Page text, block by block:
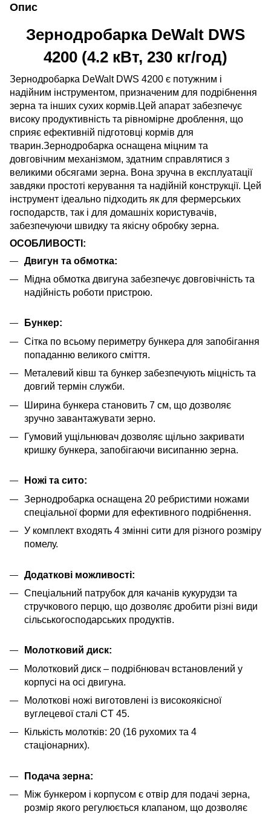
Опис
Зернодробарка DeWalt DWS
4200 (4.2 кВт, 230 кг/год)
Зернодробарка DeWalt DWS 4200 є потужним і
надійним інструментом, призначеним для подрібнення
зерна та інших сухих кормів.Цей апарат забезпечує
високу продуктивність та рівномірне дроблення, що
сприяє ефективній підготовці кормів для
тварин.Зернодробарка оснащена міцним та
довговічним механізмом, здатним справлятися з
великими обсягами зерна. Вона зручна в експлуатації
завдяки простоті керування та надійній конструкції. Цей
інструмент ідеально підходить як для фермерських
господарств, так і для домашніх користувачів,
забезпечуючи швидку та якісну обробку зерна.
ОСОБЛИВОСТІ:
Двигун та обмотка:
Мідна обмотка двигуна забезпечує довговічність та
надійність роботи пристрою.
Бункер:
Сітка по всьому периметру бункера для запобігання
попаданню великого сміття.
Металевий ківш та бункер забезпечують міцність та
довгий термін служби.
Ширина бункера становить 7 см, що дозволяє
зручно завантажувати зерно.
Гумовий ущільнювач дозволяє щільно закривати
кришку бункера, запобігаючи висипанню зерна.
Ножі та сито:
Зернодробарка оснащена 20 ребристими ножами
спеціальної форми для ефективного подрібнення.
У комплект входять 4 змінні сити для різного розміру
помелу.
Додаткові можливості:
Спеціальний патрубок для качанів кукурудзи та
стручкового перцю, що дозволяє дробити різні види
сільськогосподарських продуктів.
Молотковий диск:
Молотковий диск – подрібнювач встановлений у
корпусі на осі двигуна.
Молоткові ножі виготовлені із високоякісної
вуглецевої сталі CT 45.
Кількість молотків: 20 (16 рухомих та 4
стаціонарних).
Подача зерна:
Між бункером і корпусом є отвір для подачі зерна,
розмір якого регулюється клапаном, що дозволяє